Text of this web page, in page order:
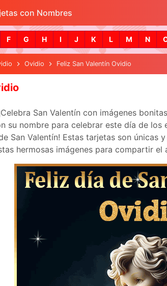
con Nombres
F G H I J K L M N
Ovidio Feliz San Valentín Ovidio
San Valentín con imágenes
su nombre para celebrar este día de
San Valentín! Estas tarjetas son únicas
hermosas imágenes para compartir el